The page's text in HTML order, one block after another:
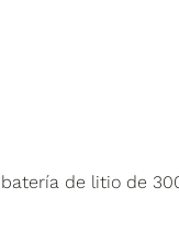
de litio de